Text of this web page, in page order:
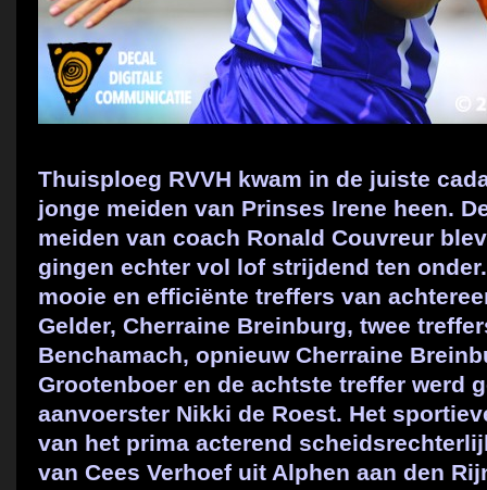
Thuisploeg RVVH kwam in de juiste
jonge meiden van Prinses Irene heen.
meiden van coach Ronald Couvreur
gingen echter vol lof strijdend ten
mooie en efficiënte treffers van
Gelder, Cherraine Breinburg, twee
Benchamach, opnieuw Cherraine
Grootenboer en de achtste treffer werd
aanvoerster Nikki de Roest. Het
van het prima acterend
van Cees Verhoef uit Alphen aan den